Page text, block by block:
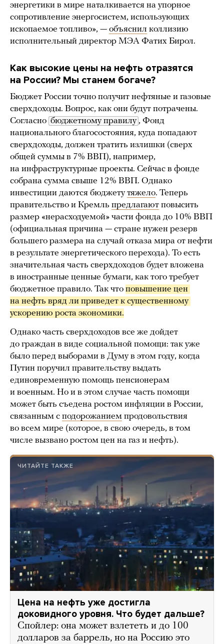
энергетики в мире наталкивается на упорное
сопротивление энергосистем, использующих
ископаемое топливо», — объяснил коллизию
исполнительный директор МЭА Фатих Бирол.
Как высокие цены на нефть отразятся
на России? Мы станем богаче?
Бюджет России точно получит нефтяные и газовые
сверхдоходы. Вопрос, как они будут потрачены.
Согласно бюджетному правилу , Фонд
национального благосостояния, куда попадают
сверхдоходы, должен тратить излишки (сверх
общей суммы в 7% ВВП), например,
на инфраструктурные проекты. Сейчас в фонде
собрана сумма свыше 12% ВВП. Однако
инвестиции даются бюджетутяжело. Теперь
правительство и Кремль предлагают повысить
размер «нерасходуемой» части фонда до 10% ВВП
(официальная причина — стране нужен резерв
большего размера на случай отказа мира от нефти
в результате энергетического перехода). То есть
значительная часть сверхдоходов будет вложена
в иностранные ценные бумаги, как того требует
бюджетное правило. Так что повышение цен
на нефть вряд ли приведет к существенному
ускорению роста экономики.
Однако часть сверхдоходов все же дойдет
до граждан в виде социальной помощи: так уже
было перед выборами в Думу в этом году, когда
Путин поручил правительству выдать
единовременную помощь пенсионерам
и военным. Но и в этом случае часть помощи
может быть съедена ростом инфляции в России,
связанным с подорожанием продовольствия
во всем мире (которое, в свою очередь, в том
числе вызвано ростом цен на газ и нефть).
ЧИТАЙТЕ ТАКЖЕ
Цена на нефть уже достигла
доковидного уровня. Что будет дальше?
Спойлер: она может взлететь и до 100
долларов за баррель, но на Россию это